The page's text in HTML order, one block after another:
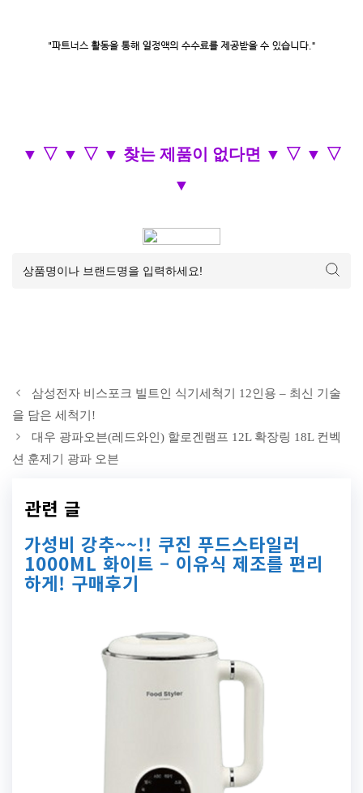
▼ ▽ ▼ ▽ ▼ 찾는 제품이 없다면 ▼ ▽ ▼ ▽
▼
삼성전자 비스포크 빌트인 식기세척기 12인용 – 최신 기술
을 담은 세척기!
대우 광파오븐(레드와인) 할로겐램프 12L 확장링 18L 컨벡
션 훈제기 광파 오븐
관련 글
가성비 강추~~!! 쿠진 푸드스타일러
1000ML 화이트 – 이유식 제조를 편리
하게! 구매후기